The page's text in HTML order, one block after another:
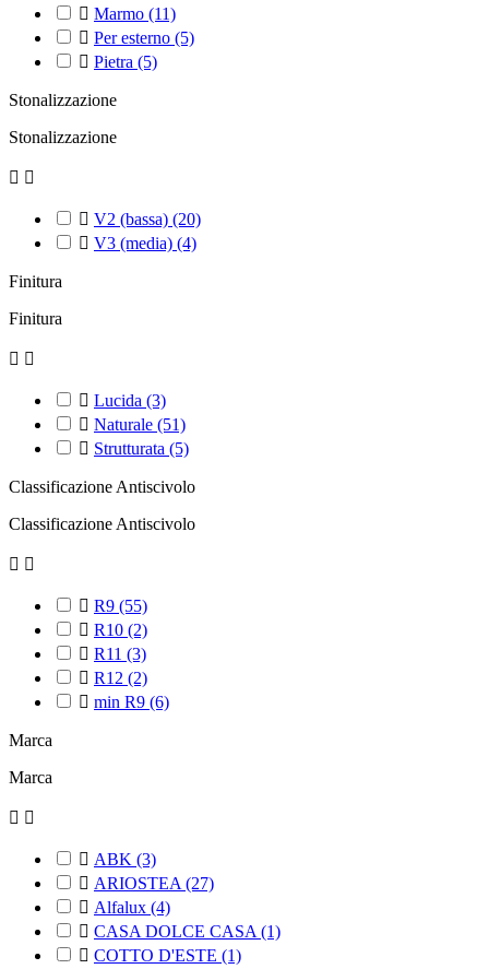
 Marmo (11)
 Per esterno (5)
 Pietra (5)
Stonalizzazione
Stonalizzazione
 
 V2 (bassa) (20)
 V3 (media) (4)
Finitura
Finitura
 
 Lucida (3)
 Naturale (51)
 Strutturata (5)
Classificazione Antiscivolo
Classificazione Antiscivolo
 
 R9 (55)
 R10 (2)
 R11 (3)
 R12 (2)
 min R9 (6)
Marca
Marca
 
 ABK (3)
 ARIOSTEA (27)
 Alfalux (4)
 CASA DOLCE CASA (1)
 COTTO D'ESTE (1)